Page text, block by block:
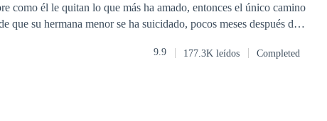
como él le quitan lo que más ha amado, entonces el único camino
que su hermana menor se ha suicidado, pocos meses después de
personaje que le permitirá vengarse. La oportunidad no tardará en
que Marco podrá alcanzar, aun a costa de su propio corazón.
9.9 177.3K leídos Completed